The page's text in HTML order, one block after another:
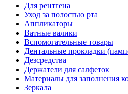
Для рентгена
Уход за полостью рта
Аппликаторы
Ватные валики
Вспомогательные товары
Дентальные прокладки
Дезсредства
Держатели для салфеток
Материалы для заполнения
Зеркала